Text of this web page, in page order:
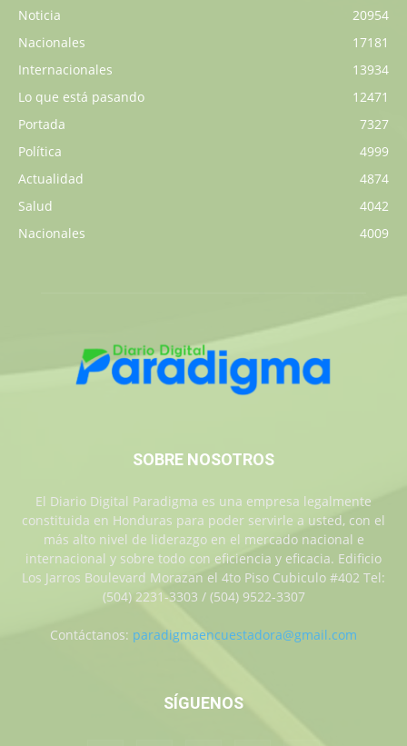
Noticia
20954
Nacionales
17181
Internacionales
13934
Lo que está pasando
12471
Portada
7327
Política
4999
Actualidad
4874
Salud
4042
Nacionales
4009
SOBRE NOSOTROS
El Diario Digital Paradigma es una empresa legalmente
constituida en Honduras para poder servirle a usted, con el
más alto nivel de liderazgo en el mercado nacional e
internacional y sobre todo con eficiencia y eficacia. Edificio
Los Jarros Boulevard Morazan el 4to Piso Cubiculo #402 Tel:
(504) 2231-3303 / (504) 9522-3307
Contáctanos: paradigmaencuestadora@gmail.com
SÍGUENOS